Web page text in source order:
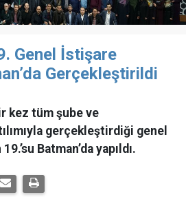
Genel İstişare
Gerçekleştirildi
kez tüm şube ve
gerçekleştirdiği genel
Batman’da yapıldı.